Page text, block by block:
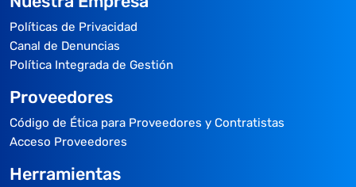
Políticas de Privacidad
Canal de Denuncias
Política Integrada de Gestión
Proveedores
Código de Ética para Proveedores y Contratistas
Acceso Proveedores
Herramientas